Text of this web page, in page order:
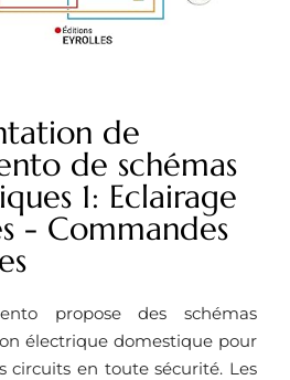
de
de schémas
1: Eclairage
- Commandes
propose des schémas
électrique domestique pour
circuits en toute sécurité. Les